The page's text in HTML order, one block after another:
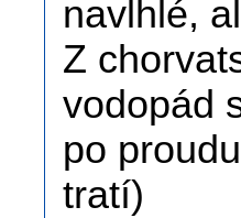
navlhlé,
Z
vodopád
po
tratí)